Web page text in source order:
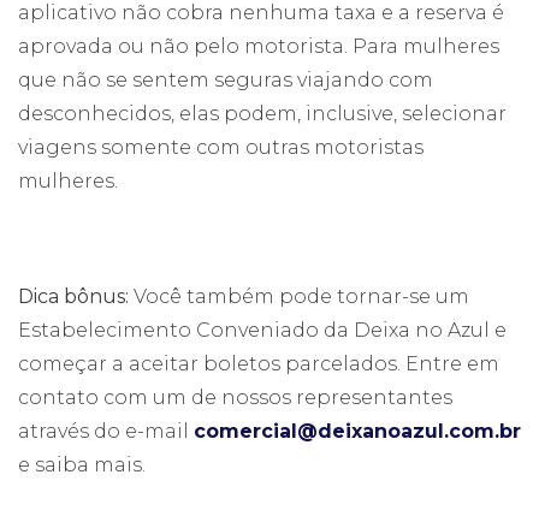
aplicativo não cobra nenhuma taxa e a reserva é
aprovada ou não pelo motorista. Para mulheres
que não se sentem seguras viajando com
desconhecidos, elas podem, inclusive, selecionar
viagens somente com outras motoristas
mulheres.
Dica bônus: Você também pode tornar-se um
Estabelecimento Conveniado da Deixa no Azul e
começar a aceitar boletos parcelados. Entre em
contato com um de nossos representantes
através do e-mail comercial@deixanoazul.com.br
e saiba mais.